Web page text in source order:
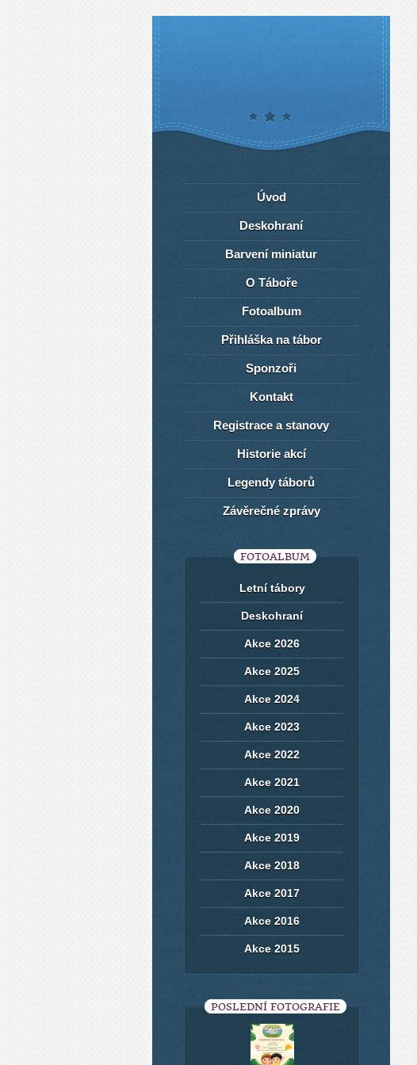
Úvod
Deskohraní
Barvení miniatur
O Táboře
Fotoalbum
Přihláška na tábor
Sponzoři
Kontakt
Registrace a stanovy
Historie akcí
Legendy táborů
Závěrečné zprávy
FOTOALBUM
Letní tábory
Deskohraní
Akce 2026
Akce 2025
Akce 2024
Akce 2023
Akce 2022
Akce 2021
Akce 2020
Akce 2019
Akce 2018
Akce 2017
Akce 2016
Akce 2015
POSLEDNÍ FOTOGRAFIE